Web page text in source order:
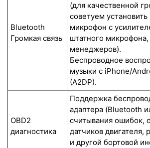
Bluetooth
Громкая связь
(для качественной
советуем
микрофон с
штатного
менеджеров).
Беспроводное
музыки с iPhone/
(A2DP).
OBD2
диагностика
Поддержка
адаптера (Bluetooth
считывания ошибок,
датчиков двигателя,
и другой бортовой